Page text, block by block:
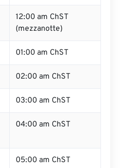
12:00 am ChST
(mezzanotte)
01:00 am ChST
02:00 am ChST
03:00 am ChST
04:00 am ChST
05:00 am ChST